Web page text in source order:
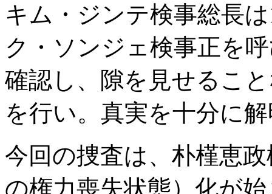
キム・ジンテ検事総長
ク・ソンジェ検事正を
確認し、隙を見せるこ
を行い。真実を十分に
今回の捜査は、朴槿恵
の権力喪失状態）化が